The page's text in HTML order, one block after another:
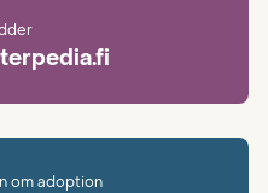
om adoption